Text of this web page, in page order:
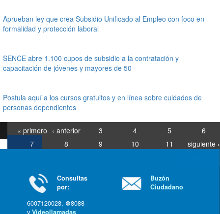
Aprueban ley que crea Subsidio Unificado al Empleo con foco en
formalidad y protección laboral
SENCE abre 1.100 cupos de subsidio a la contratación y
capacitación de jóvenes y mayores de 50
Postula aquí a los cursos gratuitos y en línea sobre cuidados de
personas dependientes
« primero ‹ anterior 3 4 5
6
7
8 9 10 11
siguiente ›
Consultas
por:
6007120028, ✽8088
y Videollamadas
Buzón
Ciudadano